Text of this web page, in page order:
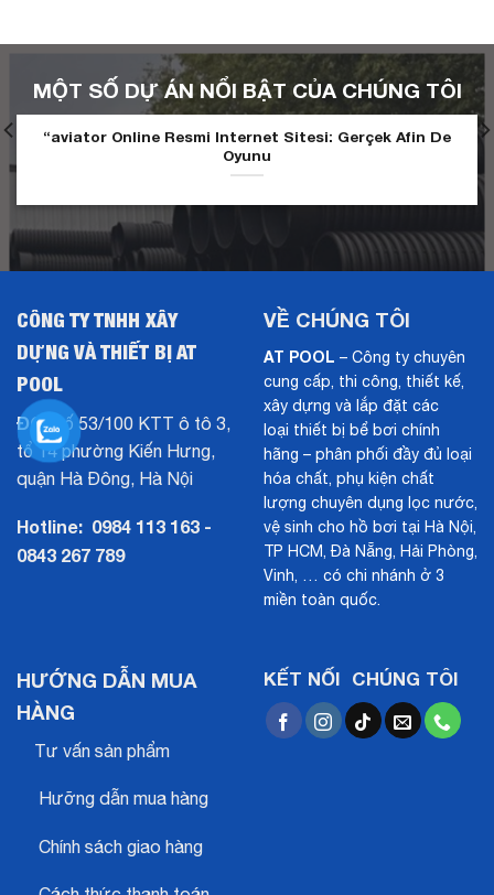
MỘT SỐ DỰ ÁN NỔI BẬT CỦA CHÚNG TÔI
“aviator Online Resmi Internet Sitesi: Gerçek Afin De
Oyunu
CÔNG TY TNHH XÂY
DỰNG VÀ THIẾT BỊ AT
POOL
ĐC:Số 53/100 KTT ô tô 3,
tổ 14 phường Kiến Hưng,
quận Hà Đông, Hà Nội
Hotline: 0984 113 163 -
0843 267 789
VỀ CHÚNG TÔI
AT POOL – Công ty chuyên
cung cấp, thi công, thiết kế,
xây dựng và lắp đặt các
loại thiết bị bể bơi chính
hãng – phân phối đầy đủ loại
hóa chất, phụ kiện chất
lượng chuyên dụng lọc nước,
vệ sinh cho hồ bơi tại Hà Nội,
TP HCM, Đà Nẵng, Hải Phòng,
Vinh, … có chi nhánh ở 3
miền toàn quốc.
HƯỚNG DẪN MUA
HÀNG
Tư vấn sản phẩm
Hưỡng dẫn mua hàng
Chính sách giao hàng
KẾT NỐI CHÚNG TÔI